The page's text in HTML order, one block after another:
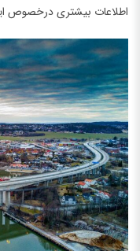
اطلاعات بیشتری درخصوص